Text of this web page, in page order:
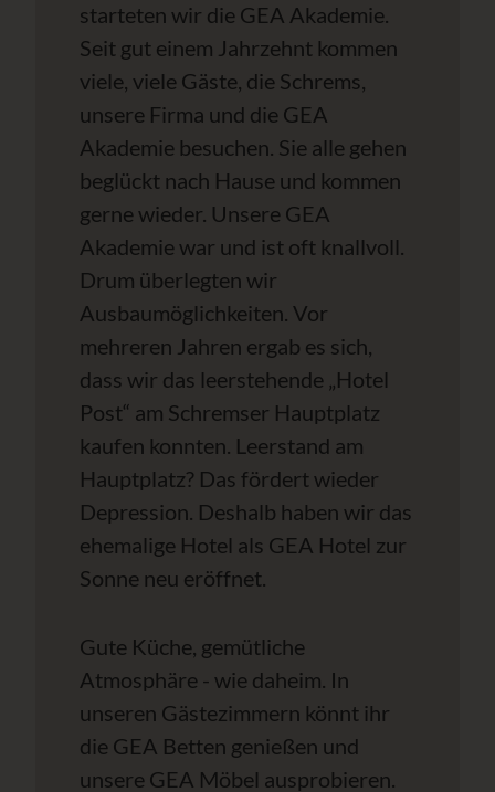
starteten wir die GEA Akademie.
Seit gut einem Jahrzehnt kommen
viele, viele Gäste, die Schrems,
unsere Firma und die GEA
Akademie besuchen. Sie alle gehen
beglückt nach Hause und kommen
gerne wieder. Unsere GEA
Akademie war und ist oft knallvoll.
Drum überlegten wir
Ausbaumöglichkeiten. Vor
mehreren Jahren ergab es sich,
dass wir das leerstehende „Hotel
Post“ am Schremser Hauptplatz
kaufen konnten. Leerstand am
Hauptplatz? Das fördert wieder
Depression. Deshalb haben wir das
ehemalige Hotel als GEA Hotel zur
Sonne neu eröffnet.
Gute Küche, gemütliche
Atmosphäre - wie daheim. In
unseren Gästezimmern könnt ihr
die GEA Betten genießen und
unsere GEA Möbel ausprobieren.